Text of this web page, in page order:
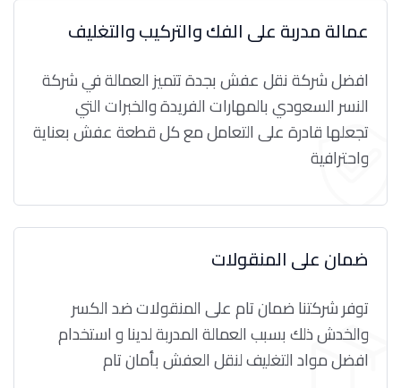
عمالة مدربة على الفك والتركيب والتغليف
افضل شركة نقل عفش بجدة تتميز العمالة في شركة
النسر السعودي بالمهارات الفريدة والخبرات التي
تجعلها قادرة على التعامل مع كل قطعة عفش بعناية
واحترافية
ضمان على المنقولات
توفر شركتنا ضمان تام على المنقولات ضد الكسر
والخدش ذلك بسبب العمالة المدربة لدينا و استخدام
افضل مواد التغليف لنقل العفش بأمان تام